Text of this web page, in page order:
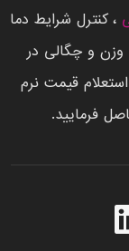
، کنترل شرایط دما
وزن و چگالی در
قیمت نرم
فرمایید.